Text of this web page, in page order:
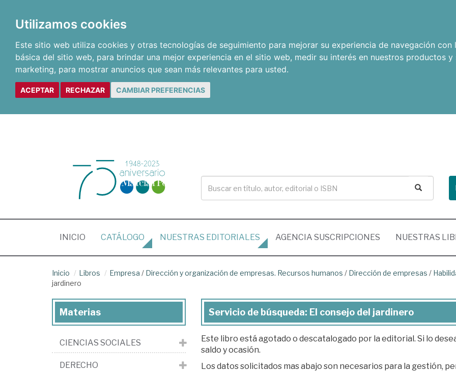
Utilizamos cookies
Este sitio web utiliza cookies y otras tecnologías de seguimiento para mejorar su experiencia de navegación con
básica del sitio web, para brindar una mejor experiencia en el sitio web, medir su interés en nuestros productos
marketing, para mostrar anuncios que sean más relevantes para usted.
ACEPTAR RECHAZAR CAMBIAR PREFERENCIAS
INICIO (CURRENT)
CATÁLOGO NUESTRAS EDITORIALES AGENCIA SUSCRIPCIONES NUESTRAS
Inicio Libros Empresa / Dirección y organización de empresas. Recursos humanos / Dirección de empresas /
jardinero
Servicio de búsqueda: El consejo del jardinero
Este libro está agotado o descatalogado por la editorial. Si lo
saldo y ocasión.
Los datos solicitados mas abajo son necesarios para la gestión,
Materias
CIENCIAS SOCIALES
DERECHO